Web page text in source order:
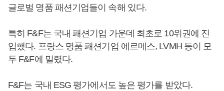
글로벌 명품 패션기업들이 속해 있다.
특히 F&F는 국내 패션기업 가운데 최초로 10위권에 진
입했다. 프랑스 명품 패션기업 에르메스, LVMH 등이 모
두 F&F에 밀렸다.
F&F는 국내 ESG 평가에서도 높은 평가를 받았다.